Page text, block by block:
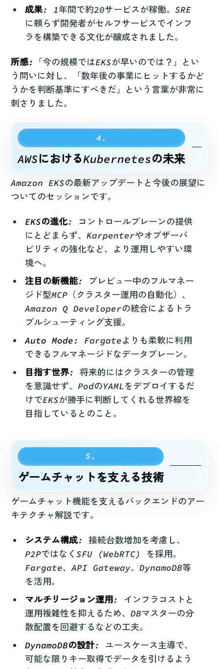
成果: 1年間で約20サービスが稼働。SRE
に頼らず開発者がセルフサービスでインフ
ラを構築できる文化が醸成されました。
所感:
「今の規模ではEKSが早いのでは？」とい
う問いに対し、「数年後の事業にヒットするかど
うかを判断基準にすべきだ」という言葉が非常に
刺さりました。
AWSにおけるKubernetesの未来
Amazon EKSの最新アップデートと今後の展望に
ついてのセッションです。
EKSの進化: コントロールプレーンの提供
にとどまらず、Karpenterやオブザーバ
ビリティの強化など、より運用しやすい環
境へ。
注目の新機能: プレビュー中のフルマネー
ジド型MCP（クラスター運用の自動化）、
Amazon Q Developerの統合によるトラ
ブルシューティング支援。
Auto Mode: Fargateよりも柔軟に利用
できるフルマネージドなデータプレーン。
目指す世界: 将来的にはクラスターの管理
を意識せず、PodのYAMLをデプロイするだ
けでEKSが勝手に判断してくれる世界線を
目指しているとのこと。
ゲームチャットを支える技術
ゲームチャット機能を支えるバックエンドのアー
キテクチャ解説です。
システム構成: 接続台数増加を考慮し、
P2PではなくSFU (WebRTC) を採用。
Fargate、API Gateway、DynamoDB等
を活用。
マルチリージョン運用: インフラコストと
運用複雑性を抑えるため、DBマスターの分
散配置を回避するなどの工夫。
DynamoDBの設計: ユースケース主導で、
可能な限りキー取得でデータを引けるよう